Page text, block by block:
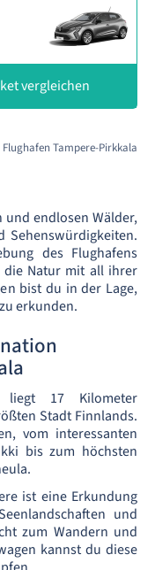
vergleichen
Flughafen Tampere-Pirkkala
und endlosen Wälder,
des Flughafens
die Natur mit all ihrer
bist du in der Lage,
erkunden.
liegt 17 Kilometer
Stadt Finnlands.
vom interessanten
bis zum höchsten
ist eine Erkundung
und
zum Wandern und
kannst du diese